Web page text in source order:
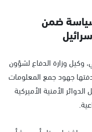
ضمن
وكيل وزارة الدفاع لشؤون
جهود جمع المعلومات
الأمنية الأميركية